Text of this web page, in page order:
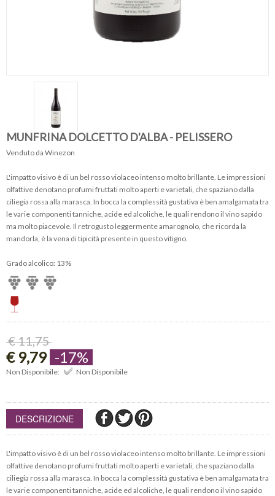
MUNFRINA DOLCETTO D'ALBA - PELISSERO
Venduto da Winezon
L'impatto visivo è di un bel rosso violaceo intenso molto brillante. Le impressioni
olfattive denotano profumi fruttati molto aperti e varietali, che spaziano dalla
ciliegia rossa alla marasca. In bocca la complessità gustativa è ben amalgamata tra
le varie componenti tanniche, acide ed alcoliche, le quali rendono il vino sapido
ma molto piacevole. Il retrogusto leggermente amarognolo, che ricorda la
mandorla, è la vena di tipicità presente in questo vitigno.
Grado alcolico: 13%
€ 11,75
€ 9,79 -17%
Non Disponibile: Non Disponibile
DESCRIZIONE
L'impatto visivo è di un bel rosso violaceo intenso molto brillante. Le impressioni
olfattive denotano profumi fruttati molto aperti e varietali, che spaziano dalla
ciliegia rossa alla marasca. In bocca la complessità gustativa è ben amalgamata tra
le varie componenti tanniche, acide ed alcoliche, le quali rendono il vino sapido